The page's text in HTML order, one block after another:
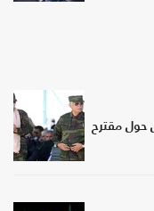
حول مقترح